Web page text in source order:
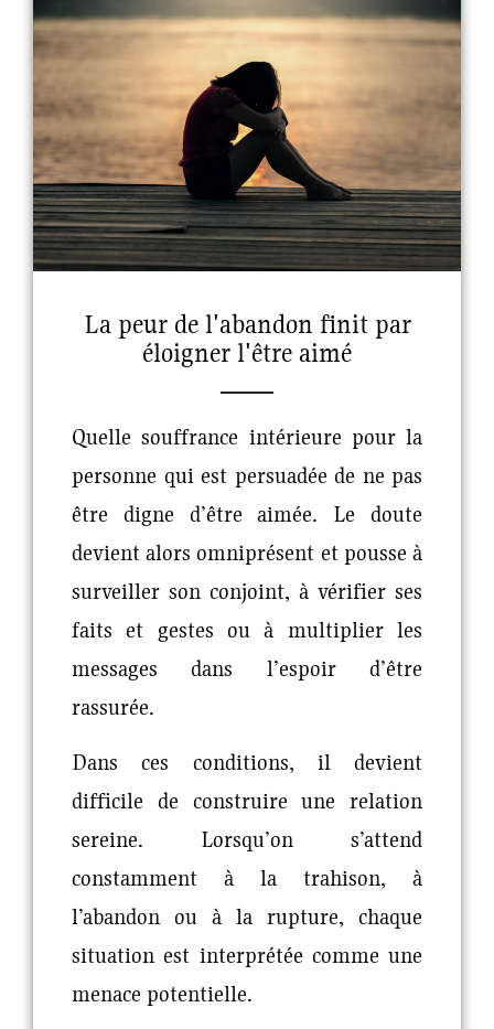
La peur de l'abandon finit par
éloigner l'être aimé
Quelle souffrance intérieure pour la
personne qui est persuadée de ne pas
être digne d’être aimée. Le doute
devient alors omniprésent et pousse à
surveiller son conjoint, à vérifier ses
faits et gestes ou à multiplier les
messages dans l’espoir d’être
rassurée.
Dans ces conditions, il devient
difficile de construire une relation
sereine. Lorsqu’on s’attend
constamment à la trahison, à
l’abandon ou à la rupture, chaque
situation est interprétée comme une
menace potentielle.